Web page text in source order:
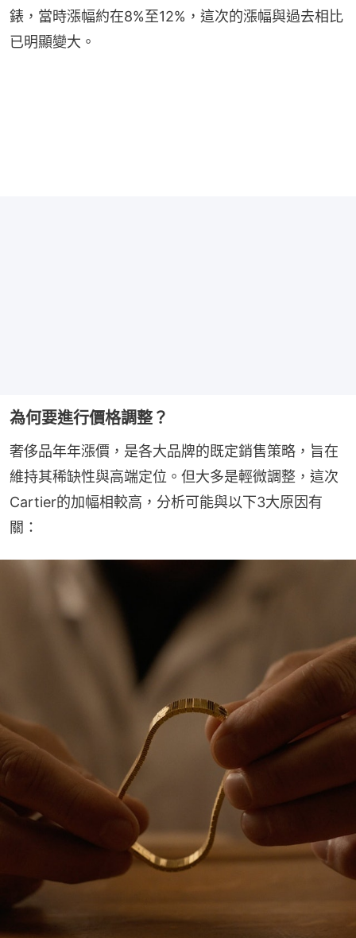
錶，當時漲幅約在8%至12%，這次的漲幅與過去相比
已明顯變大。
為何要進行價格調整？
奢侈品年年漲價，是各大品牌的既定銷售策略，旨在
維持其稀缺性與高端定位。但大多是輕微調整，這次
Cartier的加幅相較高，分析可能與以下3大原因有
關：